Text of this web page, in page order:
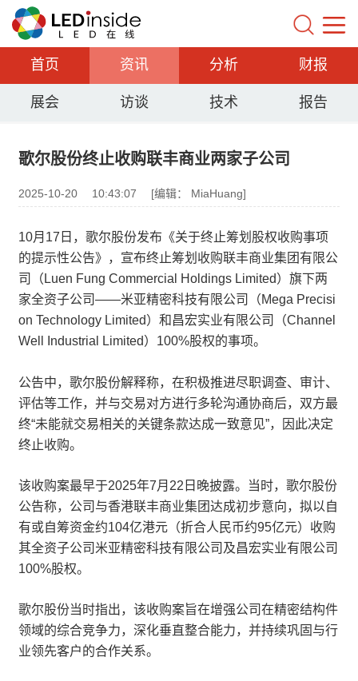
首页 资讯 分析 财报
展会 访谈 技术 报告
歌尔股份终止收购联丰商业两家子公司
2025-10-20 10:43:07 [编辑： MiaHuang]
10月17日，歌尔股份发布《关于终止筹划股权收购事项
的提示性公告》，宣布终止筹划收购联丰商业集团有限公
司（Luen Fung Commercial Holdings Limited）旗下两
家全资子公司——米亚精密科技有限公司（Mega Precisi
on Technology Limited）和昌宏实业有限公司（Channel
Well Industrial Limited）100%股权的事项。
公告中，歌尔股份解释称，在积极推进尽职调查、审计、
评估等工作，并与交易对方进行多轮沟通协商后，双方最
终“未能就交易相关的关键条款达成一致意见”，因此决定
终止收购。
该收购案最早于2025年7月22日晚披露。当时，歌尔股份
公告称，公司与香港联丰商业集团达成初步意向，拟以自
有或自筹资金约104亿港元（折合人民币约95亿元）收购
其全资子公司米亚精密科技有限公司及昌宏实业有限公司
100%股权。
歌尔股份当时指出，该收购案旨在增强公司在精密结构件
领域的综合竞争力，深化垂直整合能力，并持续巩固与行
业领先客户的合作关系。